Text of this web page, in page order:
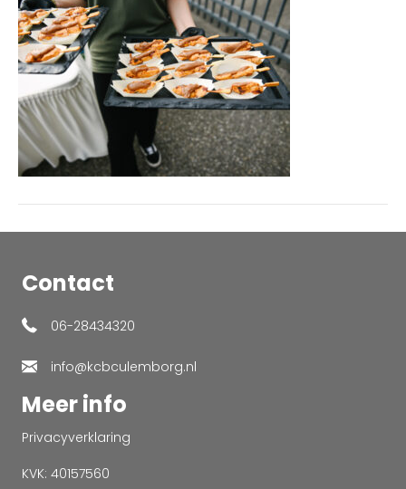
Contact
06-28434320
info@kcbculemborg.nl
Meer info
Privacyverklaring
KVK: 40157560